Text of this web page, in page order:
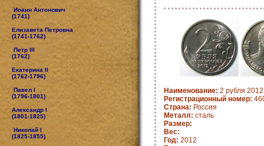
Иоанн Антонович
(1741)
Елизавета Петровна
(1741-1762)
Петр III
(1762)
Екатерина II
(1762-1796)
Павел I
(1796-1801)
Александр I
(1801-1825)
Николай I
(1825-1855)
Наименование: 2 рубля
Регистрационный номер:
Страна: Россия
Металл: сталь
Размер:
Вес:
Год: 2012